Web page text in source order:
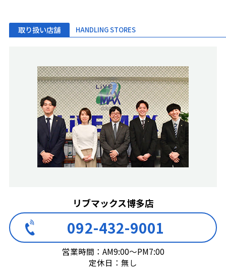
取り扱い店舗 HANDLING STORES
リブマックス博多店
092-432-9001
営業時間：AM9:00～PM7:00
定休日：無し